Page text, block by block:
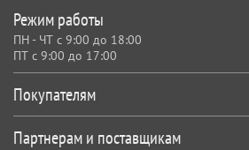
Покупателям
Партнерам и поставщикам
Режим работы
ПН - ЧТ с 9:00 до 18:00
ПТ с 9:00 до 17:00